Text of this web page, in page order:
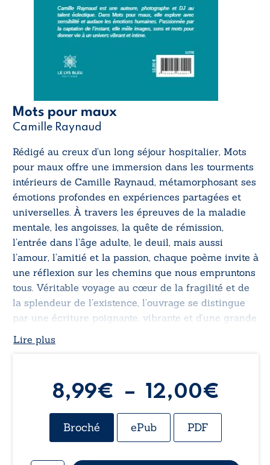
Mots pour maux
Camille Raynaud
Rédigé au creux d’un long séjour hospitalier, Mots
pour maux offre une immersion dans les tourments
intérieurs de Camille Raynaud, métamorphosant ses
émotions profondes en expériences partagées et
universelles. À travers les épreuves de la maladie
mentale, les angoisses, la quête de rémission,
l’entrée dans l’âge adulte, le deuil, mais aussi
l’amour, l’amitié et la passion, chaque poème invite à
une réflexion sur les chemins que nous empruntons
tous. Véritable voyage au cœur de la fragilité et de
la splendeur de l’existence, l’ouvrage se distingue
par une écriture poignante, vibrante et d’une grande
Lire plus
8,99€ – 12,00€
de
Broché ePub PDF